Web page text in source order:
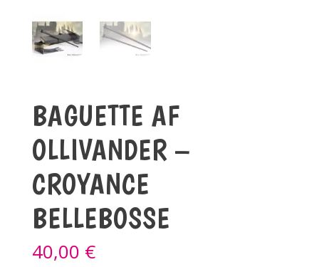
BAGUETTE AF
OLLIVANDER –
CROYANCE
BELLEBOSSE
40,00 €